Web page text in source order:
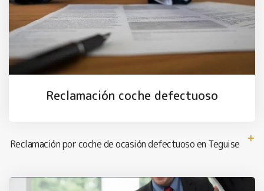
Reclamación coche defectuoso
Reclamación por coche de ocasión defectuoso en Teguise